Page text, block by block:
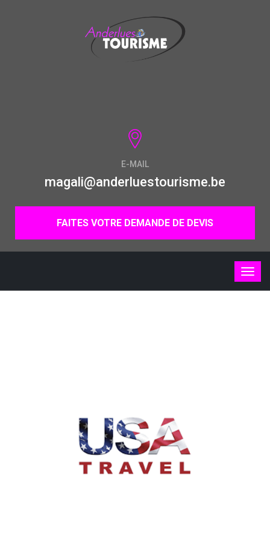
E-MAIL
magali@anderluestourisme.be
FAITES VOTRE DEMANDE DE DEVIS